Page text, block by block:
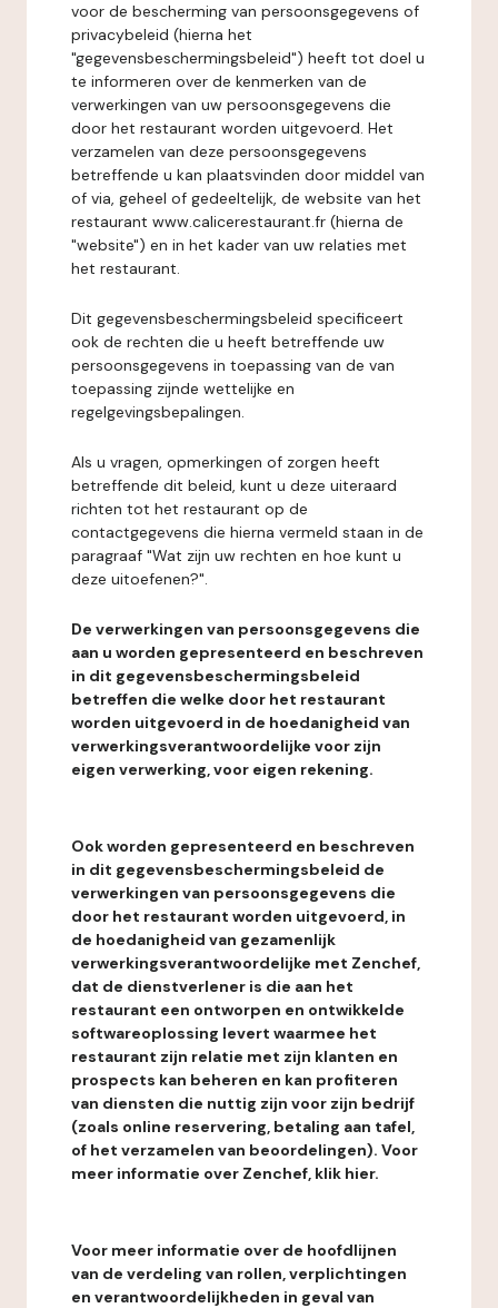
voor de bescherming van persoonsgegevens of
privacybeleid (hierna het
"gegevensbeschermingsbeleid") heeft tot doel u
te informeren over de kenmerken van de
verwerkingen van uw persoonsgegevens die
door het restaurant worden uitgevoerd. Het
verzamelen van deze persoonsgegevens
betreffende u kan plaatsvinden door middel van
of via, geheel of gedeeltelijk, de website van het
restaurant www.calicerestaurant.fr (hierna de
"website") en in het kader van uw relaties met
het restaurant.
Dit gegevensbeschermingsbeleid specificeert
ook de rechten die u heeft betreffende uw
persoonsgegevens in toepassing van de van
toepassing zijnde wettelijke en
regelgevingsbepalingen.
Als u vragen, opmerkingen of zorgen heeft
betreffende dit beleid, kunt u deze uiteraard
richten tot het restaurant op de
contactgegevens die hierna vermeld staan in de
paragraaf "Wat zijn uw rechten en hoe kunt u
deze uitoefenen?".
De verwerkingen van persoonsgegevens die
aan u worden gepresenteerd en beschreven
in dit gegevensbeschermingsbeleid
betreffen die welke door het restaurant
worden uitgevoerd in de hoedanigheid van
verwerkingsverantwoordelijke voor zijn
eigen verwerking, voor eigen rekening.
Ook worden gepresenteerd en beschreven
in dit gegevensbeschermingsbeleid de
verwerkingen van persoonsgegevens die
door het restaurant worden uitgevoerd, in
de hoedanigheid van gezamenlijk
verwerkingsverantwoordelijke met Zenchef,
dat de dienstverlener is die aan het
restaurant een ontworpen en ontwikkelde
softwareoplossing levert waarmee het
restaurant zijn relatie met zijn klanten en
prospects kan beheren en kan profiteren
van diensten die nuttig zijn voor zijn bedrijf
(zoals online reservering, betaling aan tafel,
of het verzamelen van beoordelingen). Voor
meer informatie over Zenchef, klik hier.
Voor meer informatie over de hoofdlijnen
van de verdeling van rollen, verplichtingen
en verantwoordelijkheden in geval van